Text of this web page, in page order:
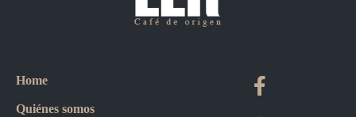
Home
Quiénes somos